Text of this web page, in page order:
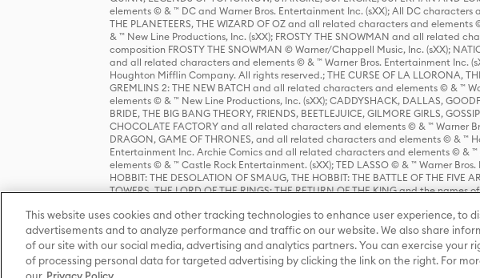
elements © & ™ DC and Warner Bros. Entertainment Inc. (sXX); All DC characters
THE PLANETEERS, THE WIZARD OF OZ and all related characters and
& ™ New Line Productions, Inc. (sXX); FROSTY THE SNOWMAN and all related
composition FROSTY THE SNOWMAN © Warner/Chappell Music, Inc. (sXX);
and all related characters and elements © & ™ Warner Bros. Entertainment Inc.
Houghton Mifflin Company. All rights reserved.; THE CURSE OF LA LLORONA,
GREMLINS 2: THE NEW BATCH and all related characters and elements © & ™
elements © & ™ New Line Productions, Inc. (sXX); CADDYSHACK, DALLAS,
BRIDE, THE BIG BANG THEORY, FRIENDS, BEETLEJUICE, GILMORE GIRLS,
CHOCOLATE FACTORY and all related characters and elements © & ™ Warner
DRAGON, GAME OF THRONES, and all related characters and elements © & ™
Entertainment Inc. Archie Comics and all related characters and elements © &
elements © & ™ Castle Rock Entertainment. (sXX); TED LASSO © & ™ Warner
HOBBIT: THE DESOLATION OF SMAUG, THE HOBBIT: THE BATTLE OF THE FIVE
TOWERS, THE LORD OF THE RINGS: THE RETURN OF THE KING and the
Warner Bros. Entertainment Inc. (sXX); WIZARDING WORLD and all related
Entertainment Inc. All rights reserved.
This website uses cookies and other tracking technologies to enhance user experience, to
advertisements and to analyze performance and traffic on our website. We also share
of our site with our social media, advertising and analytics partners. You can exercise your
of processing personal data for targeted advertising by clicking the link on the right. For